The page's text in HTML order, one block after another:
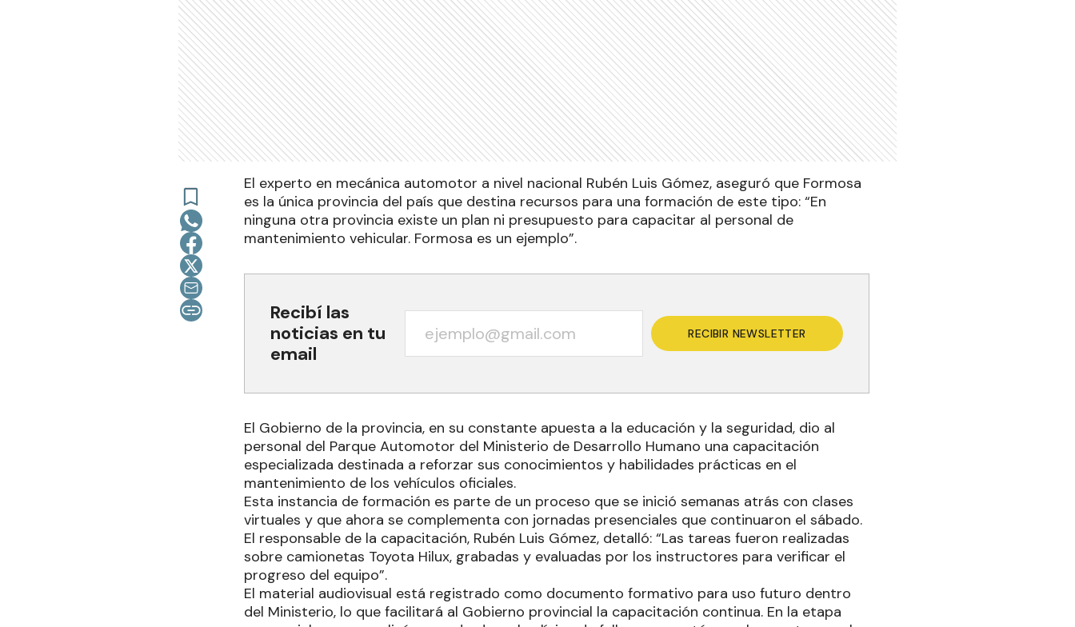
El experto en mecánica automotor a nivel nacional Rubén Luis Gómez, aseguró que Formosa
es la única provincia del país que destina recursos para una formación de este tipo: “En
ninguna otra provincia existe un plan ni presupuesto para capacitar al personal de
mantenimiento vehicular. Formosa es un ejemplo”.
Recibí las
noticias en tu
email
RECIBIR NEWSLETTER
El Gobierno de la provincia, en su constante apuesta a la educación y la seguridad, dio al
personal del Parque Automotor del Ministerio de Desarrollo Humano una capacitación
especializada destinada a reforzar sus conocimientos y habilidades prácticas en el
mantenimiento de los vehículos oficiales.
Esta instancia de formación es parte de un proceso que se inició semanas atrás con clases
virtuales y que ahora se complementa con jornadas presenciales que continuaron el sábado.
El responsable de la capacitación, Rubén Luis Gómez, detalló: “Las tareas fueron realizadas
sobre camionetas Toyota Hilux, grabadas y evaluadas por los instructores para verificar el
progreso del equipo”.
El material audiovisual está registrado como documento formativo para uso futuro dentro
del Ministerio, lo que facilitará al Gobierno provincial la capacitación continua. En la etapa